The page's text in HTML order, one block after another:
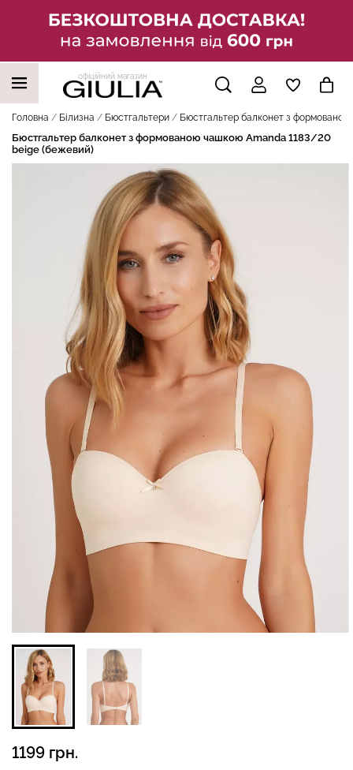
офіційний магазин
Головна Білизна Бюстгальтери Бюстгальтер балконет з
Бюстгальтер балконет з формованою чашкою Amanda 1183/20
beige (бежевий)
1199 грн.
НАШІ ТРЕНДОВІ ТОВАРИ
Безшовні легінси з
мікрофібри LEGGINGS 02
(чорний) Giulia
552 грн. 789 грн.
Безшовні бразиліана з
легкою корекцією
BRASILIAN SHAPEWEAR
black (чорний) Giulia
369 грн.